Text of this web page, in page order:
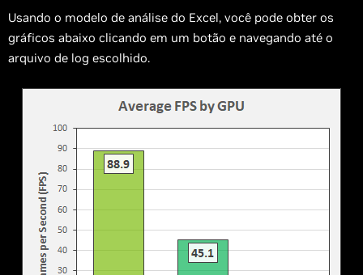
Usando o modelo de análise do Excel, você pode obter os
gráficos abaixo clicando em um botão e navegando até o
arquivo de log escolhido.